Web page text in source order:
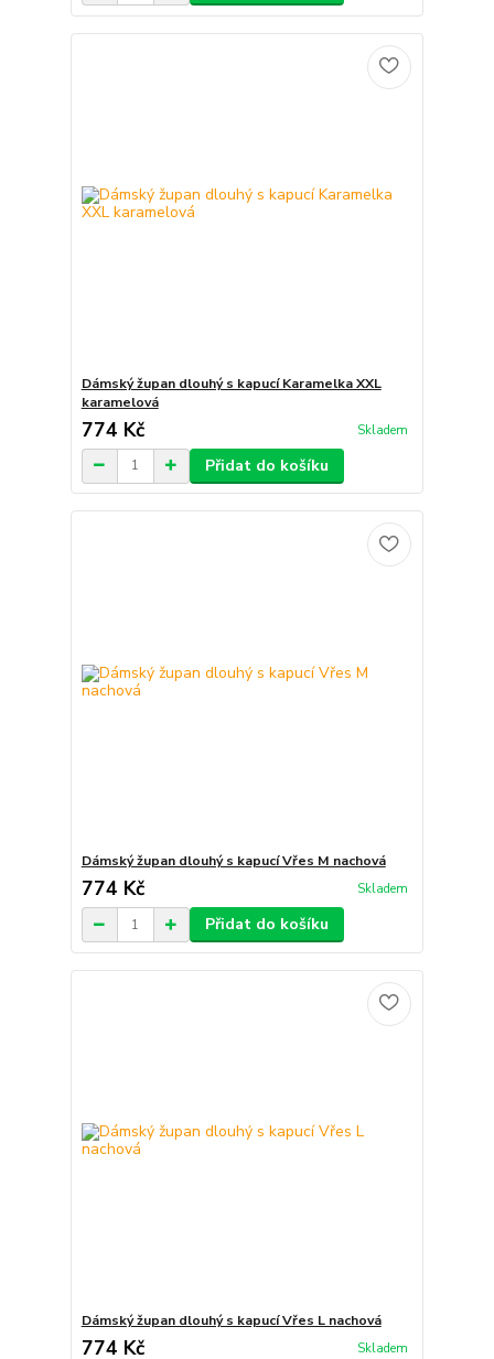
Dámský župan dlouhý s kapucí Karamelka XXL
karamelová
774 Kč Skladem
Přidat do košíku
Dámský župan dlouhý s kapucí Vřes M nachová
774 Kč Skladem
Přidat do košíku
Dámský župan dlouhý s kapucí Vřes L nachová
774 Kč Skladem